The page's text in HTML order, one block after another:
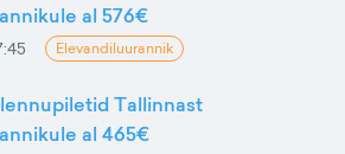
al 576€
Elevandiluurannik
Tallinnast
al 465€